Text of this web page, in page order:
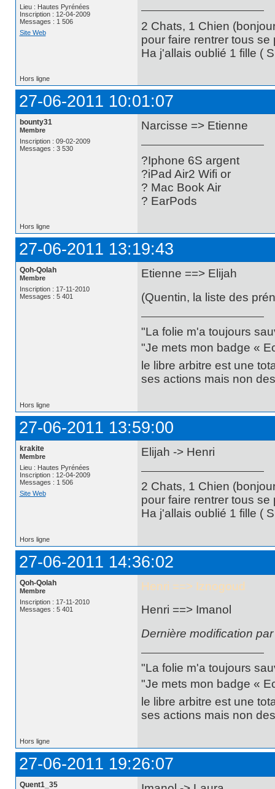
Lieu : Hautes Pyrénées
Inscription : 12-04-2009
Messages : 1 506
Site Web
2 Chats, 1 Chien
pour faire rentrer tous se
Ha j'allais oublié 1 fille (
Hors ligne
27-06-2011 10:01:07
bounty31
Membre
Inscription : 09-02-2009
Messages : 3 530
Narcisse => Etienne
?Iphone 6S argent
?iPad Air2 Wifi or
? Mac Book Air
? EarPods
Hors ligne
27-06-2011 13:19:43
Qoh-Qolah
Membre
Inscription : 17-11-2010
Messages : 5 401
Etienne ==> Elijah
(Quentin, la liste des
"La folie m'a toujours
"Je mets mon badge «
le libre arbitre est une
ses actions mais non
Hors ligne
27-06-2011 13:59:00
krakite
Membre
Lieu : Hautes Pyrénées
Inscription : 12-04-2009
Messages : 1 506
Site Web
Elijah -> Henri
2 Chats, 1 Chien
pour faire rentrer tous se
Ha j'allais oublié 1 fille (
Hors ligne
27-06-2011 14:36:02
Qoh-Qolah
Membre
Inscription : 17-11-2010
Messages : 5 401
Henri ==> Iznogoud
Henri ==> Imanol
Dernière modification
"La folie m'a toujours
"Je mets mon badge «
le libre arbitre est une
ses actions mais non
Hors ligne
27-06-2011 19:26:07
Quent1_35